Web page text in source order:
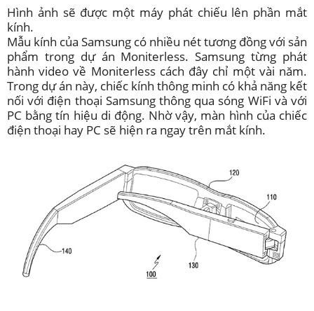
Hình ảnh sẽ được một máy phát chiếu lên phần mắt
kính.
Mẫu kính của Samsung có nhiều nét tương đồng với sản
phẩm trong dự án Moniterless. Samsung từng phát
hành video về Moniterless cách đây chỉ một vài năm.
Trong dự án này, chiếc kính thông minh có khả năng kết
nối với điện thoại Samsung thông qua sóng WiFi và với
PC bằng tín hiệu di động. Nhờ vậy, màn hình của chiếc
điện thoại hay PC sẽ hiện ra ngay trên mắt kính.